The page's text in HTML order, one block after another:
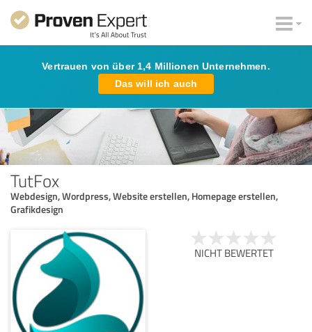
Vertrauen von über 1,4 Millionen Unternehmen.
Das will ich auch
TutFox
Webdesign, Wordpress, Website erstellen, Homepage erstellen,
Grafikdesign
NICHT BEWERTET